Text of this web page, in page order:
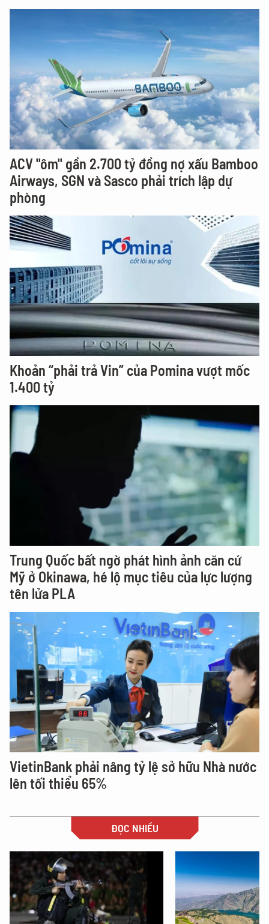
ACV "ôm" gần 2.700 tỷ đồng nợ xấu Bamboo
Airways, SGN và Sasco phải trích lập dự
phòng
Khoản “phải trả Vin” của Pomina vượt mốc
1.400 tỷ
Trung Quốc bất ngờ phát hình ảnh căn cứ
Mỹ ở Okinawa, hé lộ mục tiêu của lực lượng
tên lửa PLA
VietinBank phải nâng tỷ lệ sở hữu Nhà nước
lên tối thiểu 65%
ĐỌC NHIỀU